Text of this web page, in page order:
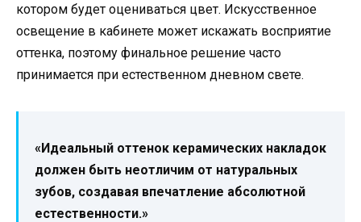
котором будет оцениваться цвет. Искусственное
освещение в кабинете может искажать восприятие
оттенка, поэтому финальное решение часто
принимается при естественном дневном свете.
«Идеальный оттенок керамических накладок
должен быть неотличим от натуральных
зубов, создавая впечатление абсолютной
естественности.»